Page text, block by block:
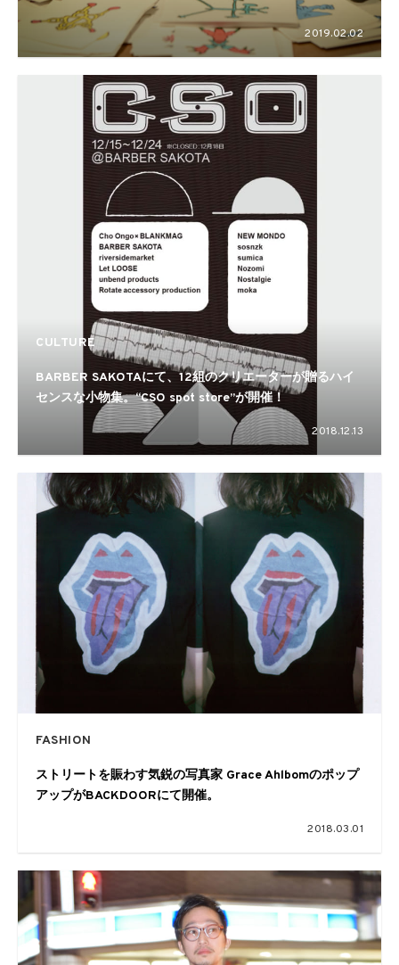
2019.02.02
CULTURE
BARBER SAKOTAにて、12組のクリエーターが贈るハイ
センスな小物集。“CSO spot store”が開催！
2018.12.13
FASHION
ストリートを賑わす気鋭の写真家 Grace Ahlbomのポップ
アップがBACKDOORにて開催。
2018.03.01